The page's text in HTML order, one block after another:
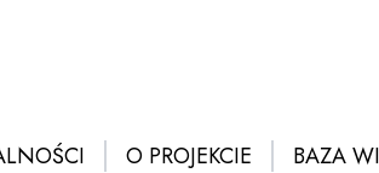
O PROJEKCIE BAZA